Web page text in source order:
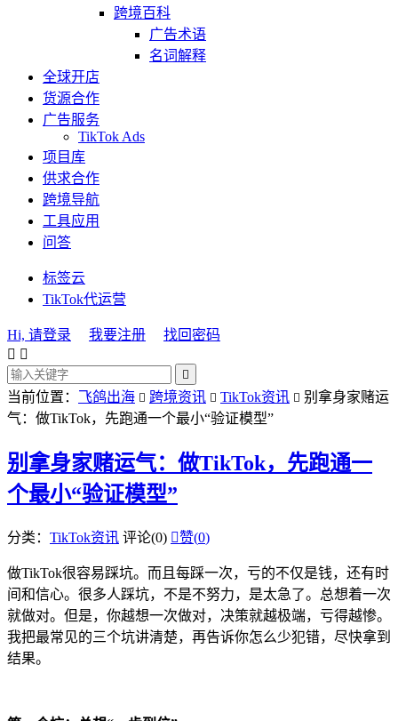
跨境百科
广告术语
名词解释
全球开店
货源合作
广告服务
TikTok Ads
项目库
供求合作
跨境导航
工具应用
问答
标签云
TikTok代运营
Hi, 请登录 我要注册
找回密码
 

当前位置： 飞鸽出海  跨境资讯  TikTok资讯  别拿身家赌运
气：做TikTok，先跑通一个最小“验证模型”
别拿身家赌运气：做TikTok，先跑通一
个最小“验证模型”
分类： TikTok资讯 评论(0) 赞(0)
做TikTok很容易踩坑。而且每踩一次，亏的不仅是钱，还有时
间和信心。很多人踩坑，不是不努力，是太急了。总想着一次
就做对。但是，你越想一次做对，决策就越极端，亏得越惨。
我把最常见的三个坑讲清楚，再告诉你怎么少犯错，尽快拿到
结果。